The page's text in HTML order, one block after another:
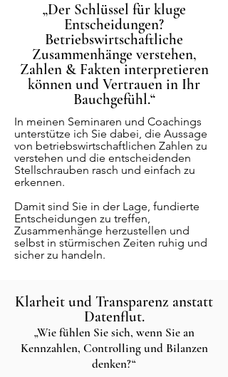
„Der Schlüssel für kluge
Entscheidungen?
Betriebswirtschaftliche
Zusammenhänge verstehen,
Zahlen & Fakten interpretieren
können und Vertrauen in Ihr
Bauchgefühl.“
In meinen Seminaren und Coachings
unterstütze ich Sie dabei, die Aussage
von betriebswirtschaftlichen Zahlen zu
verstehen und die entscheidenden
Stellschrauben rasch und einfach zu
erkennen.
Damit sind Sie in der Lage, fundierte
Entscheidungen zu treffen,
Zusammenhänge herzustellen und
selbst in stürmischen Zeiten ruhig und
sicher zu handeln.
Klarheit und Transparenz anstatt
Datenflut.
„Wie fühlen Sie sich, wenn Sie an
Kennzahlen, Controlling und Bilanzen
denken?“